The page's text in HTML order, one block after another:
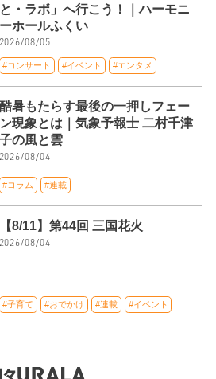
と・ラボ」へ行こう！｜ハーモニ
ーホールふくい
2026/08/05
#コンサート #イベント #エンタメ
酷暑もたらす最後の一押しフェー
ン現象とは｜気象予報士 二村千津
子の風と雲
2026/08/04
#コラム #連載
【8/11】第44回 三国花火
2026/08/04
#子育て #おでかけ #連載 #イベント